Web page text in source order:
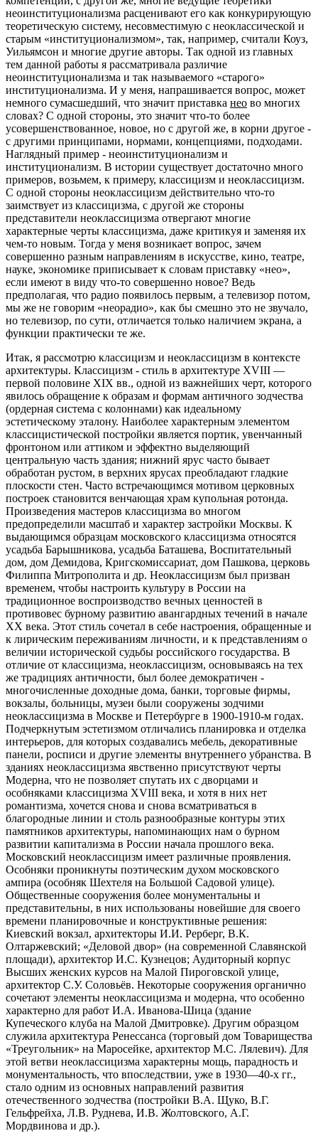
неоинституционализма расценивают его как конкурирующую
теоретическую систему, несовместимую с неоклассической и
старым «институционализмом», так, например, считали Коуз,
Уильямсон и многие другие авторы. Так одной из главных
тем данной работы я рассматривала различие
неоинституционализма и так называемого «старого»
институционализма. И у меня, напрашивается вопрос, может
немного сумасшедший, что значит приставка нео во многих
словах? С одной стороны, это значит что-то более
усовершенствованное, новое, но с другой же, в корни другое -
с другими принципами, нормами, концепциями, подходами.
Наглядный пример - неоинституционализм и
институционализм. В истории существует достаточно много
примеров, возьмем, к примеру, классицизм и неоклассицизм.
С одной стороны неоклассицизм действительно что-то
заимствует из классицизма, с другой же стороны
представители неоклассицизма отвергают многие
характерные черты классицизма, даже критикуя и заменяя их
чем-то новым. Тогда у меня возникает вопрос, зачем
совершенно разным направлениям в искусстве, кино, театре,
науке, экономике приписывает к словам приставку «нео»,
если имеют в виду что-то совершенно новое? Ведь
предполагая, что радио появилось первым, а телевизор потом,
мы же не говорим «неорадио», как бы смешно это не звучало,
но телевизор, по сути, отличается только наличием экрана, а
функции практически те же.
Итак, я рассмотрю классицизм и неоклассицизм в контексте
архитектуры. Классицизм - стиль в архитектуре XVIII —
первой половине XIX вв., одной из важнейших черт, которого
явилось обращение к образам и формам античного зодчества
(ордерная система с колоннами) как идеальному
эстетическому эталону. Наиболее характерным элементом
классицистической постройки является портик, увенчанный
фронтоном или аттиком и эффектно выделяющий
центральную часть здания; нижний ярус часто бывает
обработан рустом, в верхних ярусах преобладают гладкие
плоскости стен. Часто встречающимся мотивом церковных
построек становится венчающая храм купольная ротонда.
Произведения мастеров классицизма во многом
предопределили масштаб и характер застройки Москвы. К
выдающимся образцам московского классицизма относятся
усадьба Барышникова, усадьба Баташева, Воспитательный
дом, дом Демидова, Кригскомиссариат, дом Пашкова, церковь
Филиппа Митрополита и др. Неоклассицизм был призван
временем, чтобы настроить культуру в России на
традиционное воспроизводство вечных ценностей в
противовес бурному развитию авангардных течений в начале
ХХ века. Этот стиль сочетал в себе настроения, обращенные и
к лирическим переживаниям личности, и к представлениям о
величии исторической судьбы российского государства. В
отличие от классицизма, неоклассицизм, основываясь на тех
же традициях античности, был более демократичен -
многочисленные доходные дома, банки, торговые фирмы,
вокзалы, больницы, музеи были сооружены зодчими
неоклассицизма в Москве и Петербурге в 1900-1910-м годах.
Подчеркнутым эстетизмом отличались планировка и отделка
интерьеров, для которых создавались мебель, декоративные
панели, росписи и другие элементы внутреннего убранства. В
зданиях неоклассицизма явственно присутствуют черты
Модерна, что не позволяет спутать их с дворцами и
особняками классицизма ХVIII века, и хотя в них нет
романтизма, хочется снова и снова всматриваться в
благородные линии и столь разнообразные контуры этих
памятников архитектуры, напоминающих нам о бурном
развитии капитализма в России начала прошлого века.
Московский неоклассицизм имеет различные проявления.
Особняки проникнуты поэтическим духом московского
ампира (особняк Шехтеля на Большой Садовой улице).
Общественные сооружения более монументальны и
представительны, в них использованы новейшие для своего
времени планировочные и конструктивные решения:
Киевский вокзал, архитекторы И.И. Рерберг, В.К.
Олтаржевский; «Деловой двор» (на современной Славянской
площади), архитектор И.С. Кузнецов; Аудиторный корпус
Высших женских курсов на Малой Пироговской улице,
архитектор С.У. Соловьёв. Некоторые сооружения органично
сочетают элементы неоклассицизма и модерна, что особенно
характерно для работ И.А. Иванова-Шица (здание
Купеческого клуба на Малой Дмитровке). Другим образцом
служила архитектура Ренессанса (торговый дом Товарищества
«Треугольник» на Маросейке, архитектор М.С. Лялевич). Для
этой ветви неоклассицизма характерны мощь, парадность и
монументальность, что впоследствии, уже в 1930—40-х гг.,
стало одним из основных направлений развития
отечественного зодчества (постройки В.А. Щуко, В.Г.
Гельфрейха, Л.В. Руднева, И.В. Жолтовского, А.Г.
Мордвинова и др.).